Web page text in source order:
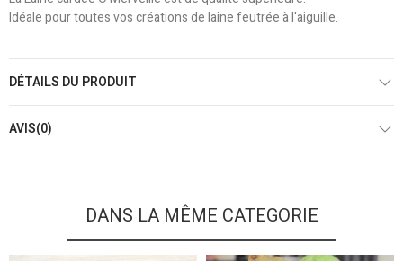
Idéale pour toutes vos créations de laine feutrée à l'aiguille.
DÉTAILS DU PRODUIT
AVIS(0)
DANS LA MÊME CATEGORIE